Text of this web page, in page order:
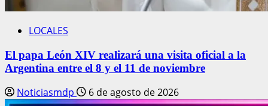
LOCALES
El papa León XIV realizará una visita oficial a la
Argentina entre el 8 y el 11 de noviembre
Noticiasmdp 6 de agosto de 2026